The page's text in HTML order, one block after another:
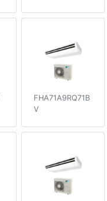
FHA71A9RQ71B
V